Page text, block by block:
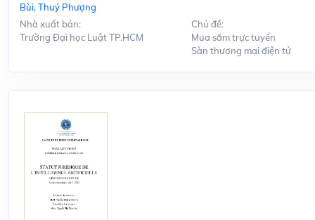
Bùi, Thuý Phượng
Nhà xuất bản:
Trường Đại học Luật TP.HCM
Chủ đề:
Mua sắm trực tuyến
Sàn thương mại điện tử